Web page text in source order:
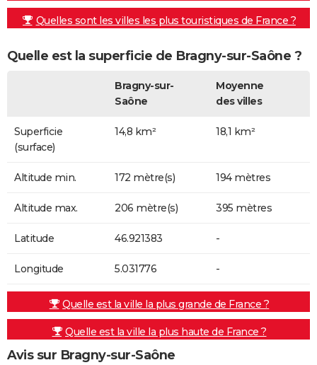
Quelles sont les villes les plus touristiques de France ?
Quelle est la superficie de Bragny-sur-Saône ?
Bragny-sur-
Saône
Moyenne
des villes
Superficie
(surface)
14,8 km² 18,1 km²
Altitude min. 172 mètre(s) 194 mètres
Altitude max. 206 mètre(s) 395 mètres
Latitude 46.921383 -
Longitude 5.031776 -
Quelle est la ville la plus grande de France ?
Quelle est la ville la plus haute de France ?
Avis sur Bragny-sur-Saône